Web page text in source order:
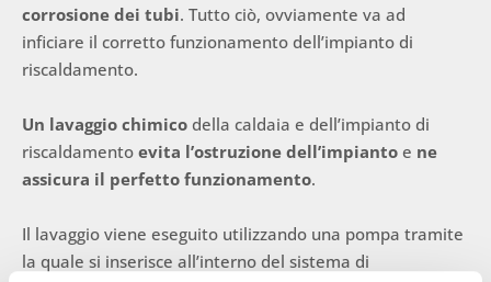
corrosione dei tubi. Tutto ciò, ovviamente va ad
inficiare il corretto funzionamento dell’impianto di
riscaldamento.
Un lavaggio chimico della caldaia e dell’impianto di
riscaldamento evita l’ostruzione dell’impianto e ne
assicura il perfetto funzionamento.
Il lavaggio viene eseguito utilizzando una pompa tramite
la quale si inserisce all’interno del sistema di